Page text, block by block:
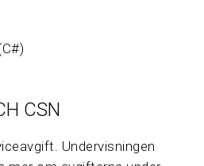
CSN
Undervisningen